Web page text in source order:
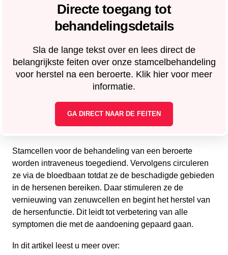
Directe toegang tot
behandelingsdetails
Sla de lange tekst over en lees direct de
belangrijkste feiten over onze stamcelbehandeling
voor herstel na een beroerte. Klik hier voor meer
informatie.
GA DIRECT NAAR DE FEITEN
Stamcellen voor de behandeling van een beroerte
worden intraveneus toegediend. Vervolgens circuleren
ze via de bloedbaan totdat ze de beschadigde gebieden
in de hersenen bereiken. Daar stimuleren ze de
vernieuwing van zenuwcellen en begint het herstel van
de hersenfunctie. Dit leidt tot verbetering van alle
symptomen die met de aandoening gepaard gaan.
In dit artikel leest u meer over: